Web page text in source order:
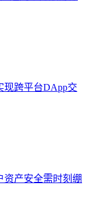
现跨平台DApp交
资产安全需时刻绷